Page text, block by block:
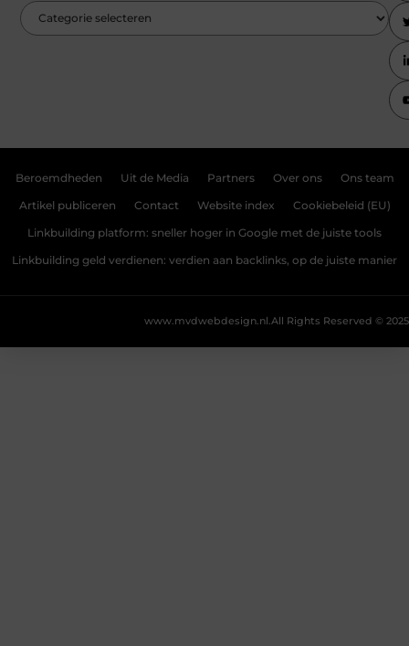
Beroemdheden Uit de Media Partners Over ons Ons team
Artikel publiceren Contact Website index Cookiebeleid (EU)
Linkbuilding platform: sneller hoger in Google met de juiste tools
Linkbuilding geld verdienen: verdien aan backlinks, op de juiste manier
All Rights Reserved © 2025
www.mvdwebdesign.nl.